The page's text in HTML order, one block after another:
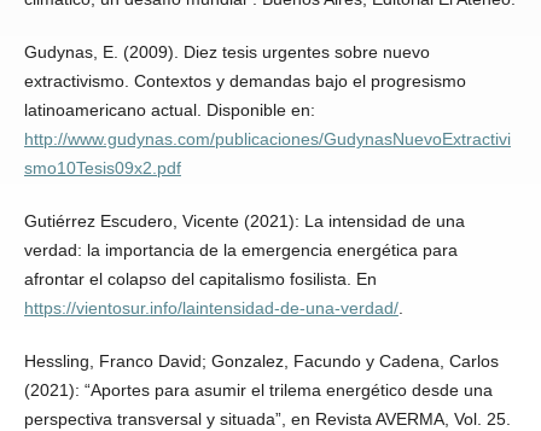
Gudynas, E. (2009). Diez tesis urgentes sobre nuevo
extractivismo. Contextos y demandas bajo el progresismo
latinoamericano actual. Disponible en:
http://www.gudynas.com/publicaciones/GudynasNuevoExtractivi
smo10Tesis09x2.pdf
Gutiérrez Escudero, Vicente (2021): La intensidad de una
verdad: la importancia de la emergencia energética para
afrontar el colapso del capitalismo fosilista. En
https://vientosur.info/laintensidad-de-una-verdad/.
Hessling, Franco David; Gonzalez, Facundo y Cadena, Carlos
(2021): “Aportes para asumir el trilema energético desde una
perspectiva transversal y situada”, en Revista AVERMA, Vol. 25.